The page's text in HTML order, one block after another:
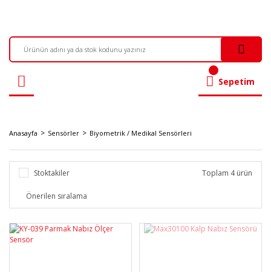
Sepetim
Anasayfa Sensörler Biyometrik / Medikal Sensörleri
Stoktakiler Toplam 4 ürün